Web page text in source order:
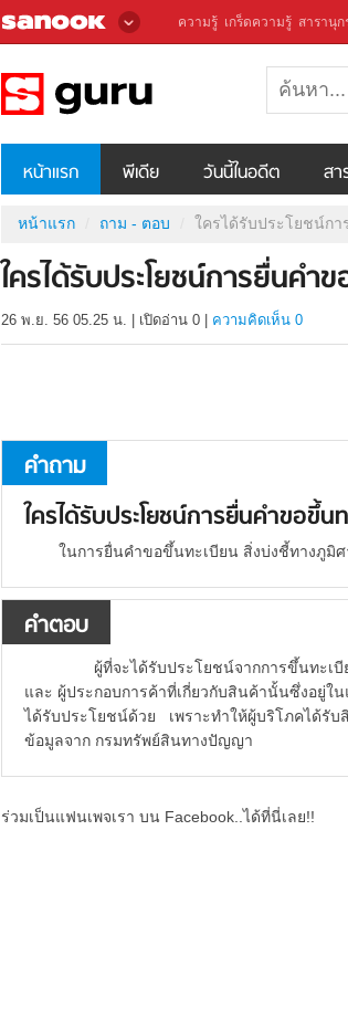
ความรู้ เกร็ดความรู้ สารานุก
หน้าแรก พีเดีย วันนี้ในอดีต สา
หน้าแรก ถาม - ตอบ ใครได้รับประโยชน์ก
ใครได้รับประโยชน์การยื่นคำ
26 พ.ย. 56 05.25 น. เปิดอ่าน 0 ความคิดเห็น 0
คำถาม
ใครได้รับประโยชน์การยื่นคำขอขึ้
ในการยื่นคำขอขึ้นทะเบียน สิ่งบ่งชี้ทางภูมิ
คำตอบ
ผู้ที่จะได้รับประโยชน์จากการขึ้นทะเ
และ ผู้ประกอบการค้าที่เกี่ยวกับสินค้านั้นซึ่งอยู่ใ
ได้รับประโยชน์ด้วย เพราะทำให้ผู้บริโภคได้รั
ข้อมูลจาก กรมทรัพย์สินทางปัญญา
ร่วมเป็นแฟนเพจเรา บน Facebook..ได้ที่นี่เลย!!